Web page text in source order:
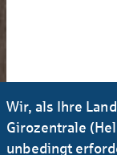
Wir, als Ihre
Girozentrale
unbedingt